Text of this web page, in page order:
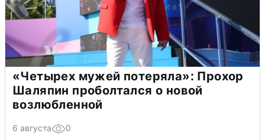
«Четырех мужей потеряла»: Прохор
Шаляпин проболтался о новой
возлюбленной
6 августа 0